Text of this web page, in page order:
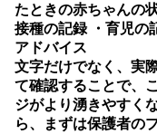
たときの赤ちゃんの
接種の記録 ・育児の
アドバイス
文字だけでなく、実
て確認することで、
ジがより湧きやすく
ら、まずは保護者の